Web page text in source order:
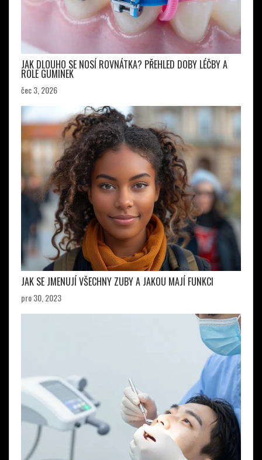
JAK DLOUHO SE NOSÍ ROVNÁTKA? PŘEHLED DOBY LÉČBY A
ROLE GUMINEK
čec 3, 2026
JAK SE JMENUJÍ VŠECHNY ZUBY A JAKOU MAJÍ FUNKCI
pro 30, 2023